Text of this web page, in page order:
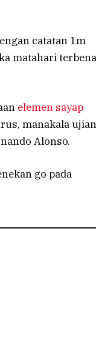
catatan 1m
matahari
elemen sayap
manakala ujian
Alonso.
go pada